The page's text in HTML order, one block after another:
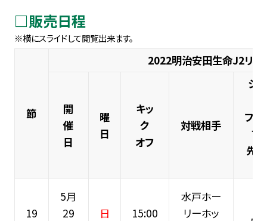
□販売日程
節
2022明治安田生命J2リー
開
催
日
曜
日
キッ
ク
オフ
対戦相手
シ
ファ
ブ
先
19
5月
29
日 15:00
水戸ホー
リーホッ